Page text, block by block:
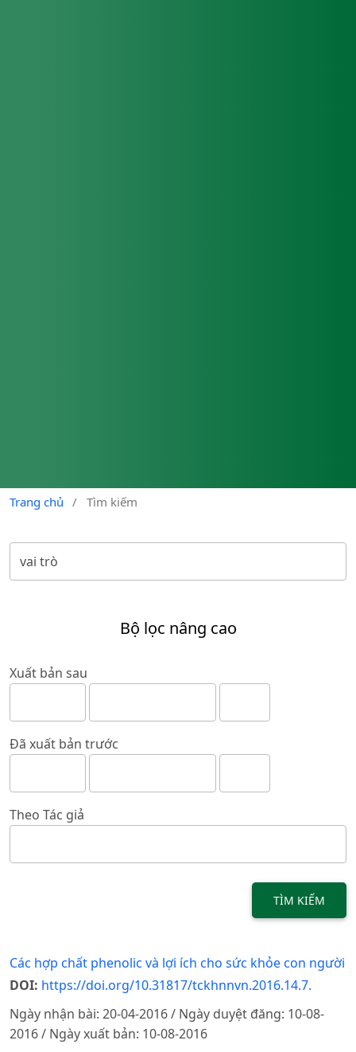
Trang chủ / Tìm kiếm
Bộ lọc nâng cao
Xuất bản sau
Đã xuất bản trước
Theo Tác giả
TÌM KIẾM
Các hợp chất phenolic và lợi ích cho sức khỏe con người
DOI: https://doi.org/10.31817/tckhnnvn.2016.14.7.
Ngày nhận bài: 20-04-2016 / Ngày duyệt đăng: 10-08-
2016 / Ngày xuất bản: 10-08-2016